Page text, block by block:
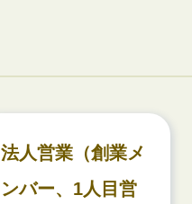
法人営業（創業メ
ンバー、1人目営